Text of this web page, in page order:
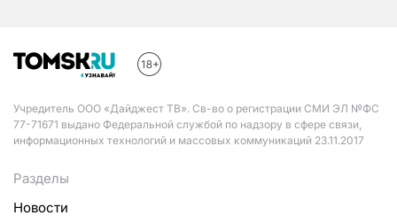
Учредитель ООО «Дайджест ТВ». Св-во о регистрации СМИ ЭЛ №ФС
77-71671 выдано Федеральной службой по надзору в сфере связи,
информационных технологий и массовых коммуникаций 23.11.2017
Разделы
Новости